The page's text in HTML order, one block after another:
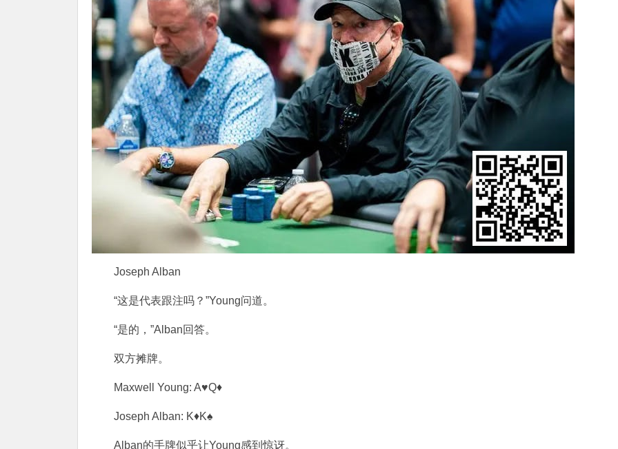
Joseph Alban
“这是代表跟注吗？”Young问道。
“是的，”Alban回答。
双方摊牌。
Maxwell Young: A♥Q♦
Joseph Alban: K♦K♠
Alban的手牌似乎让Young感到惊讶。